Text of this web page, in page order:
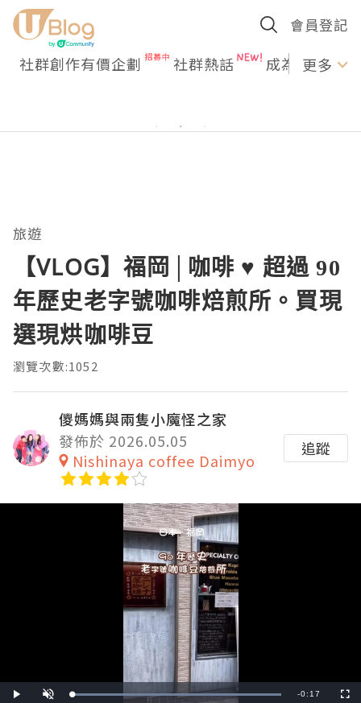
會員登記
社群創作有價企劃 社群熱話 成為U更多
旅遊
【VLOG】福岡│咖啡 ♥ 超過 90
年歷史老字號咖啡焙煎所。買現
選現烘咖啡豆
瀏覽次數:1052
儍媽媽與兩隻小魔怪之家
發佈於 2026.05.05
Nishinaya coffee Daimyo
追蹤
Play Unmute Loaded:
Remaining
-0:17